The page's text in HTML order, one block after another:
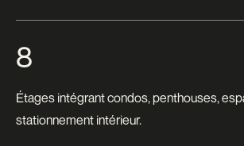
8
Étages intégrant condos, penthouses,
stationnement intérieur.